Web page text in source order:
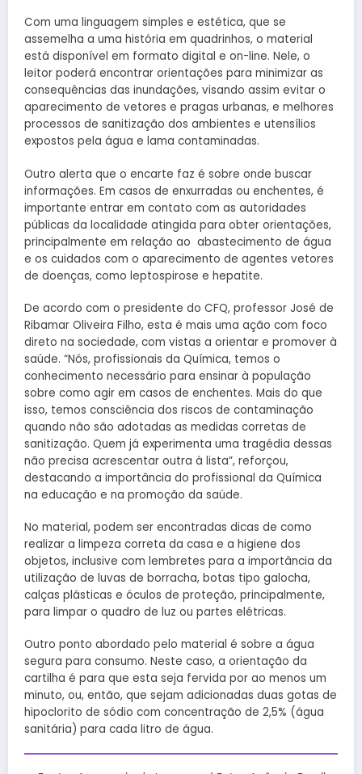
Com uma linguagem simples e estética, que se
assemelha a uma história em quadrinhos, o material
está disponível em formato digital e on-line. Nele, o
leitor poderá encontrar orientações para minimizar as
consequências das inundações, visando assim evitar o
aparecimento de vetores e pragas urbanas, e melhores
processos de sanitização dos ambientes e utensílios
expostos pela água e lama contaminadas.
Outro alerta que o encarte faz é sobre onde buscar
informações. Em casos de enxurradas ou enchentes, é
importante entrar em contato com as autoridades
públicas da localidade atingida para obter orientações,
principalmente em relação ao abastecimento de água
e os cuidados com o aparecimento de agentes vetores
de doenças, como leptospirose e hepatite.
De acordo com o presidente do CFQ, professor José de
Ribamar Oliveira Filho, esta é mais uma ação com foco
direto na sociedade, com vistas a orientar e promover à
saúde. “Nós, profissionais da Química, temos o
conhecimento necessário para ensinar à população
sobre como agir em casos de enchentes. Mais do que
isso, temos consciência dos riscos de contaminação
quando não são adotadas as medidas corretas de
sanitização. Quem já experimenta uma tragédia dessas
não precisa acrescentar outra à lista”, reforçou,
destacando a importância do profissional da Química
na educação e na promoção da saúde.
No material, podem ser encontradas dicas de como
realizar a limpeza correta da casa e a higiene dos
objetos, inclusive com lembretes para a importância da
utilização de luvas de borracha, botas tipo galocha,
calças plásticas e óculos de proteção, principalmente,
para limpar o quadro de luz ou partes elétricas.
Outro ponto abordado pelo material é sobre a água
segura para consumo. Neste caso, a orientação da
cartilha é para que esta seja fervida por ao menos um
minuto, ou, então, que sejam adicionadas duas gotas de
hipoclorito de sódio com concentração de 2,5% (água
sanitária) para cada litro de água.